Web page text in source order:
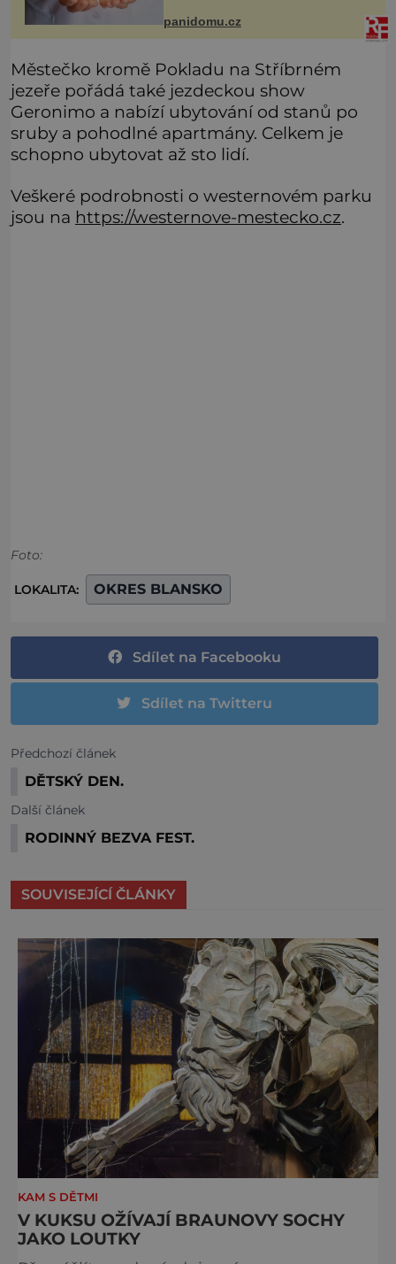
problém vzpomenout si na jméno
kolegy z práce. Nebo marně v
paměti
panidomu.cz
Městečko kromě Pokladu na Stříbrném
jezeře pořádá také jezdeckou show
Geronimo a nabízí ubytování od stanů po
sruby a pohodlné apartmány. Celkem je
schopno ubytovat až sto lidí.
Veškeré podrobnosti o westernovém parku
jsou na https://westernove-mestecko.cz.
Foto:
LOKALITA: OKRES BLANSKO
Sdílet na Facebooku
Sdílet na Twitteru
Předchozí článek
DĚTSKÝ DEN.
Další článek
RODINNÝ BEZVA FEST.
SOUVISEJÍCÍ ČLÁNKY
KAM S DĚTMI
V KUKSU OŽÍVAJÍ BRAUNOVY SOCHY
JAKO LOUTKY